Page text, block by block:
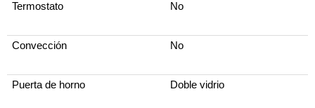
Termostato No
Convección No
Puerta de horno Doble vidrio